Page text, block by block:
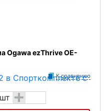
Ogawa ezThrive OE-
К сравнению
шт +